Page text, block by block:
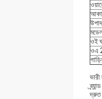
ওই ঘ
ওএ
দ্রুত